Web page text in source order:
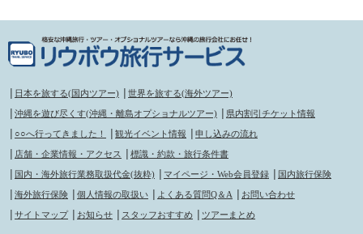
日本を旅する(国内ツアー) 世界を旅する(海外ツアー)
沖縄を遊び尽くす(沖縄・離島オプショナルツアー) 県内割引チケット情報
○○へ行ってきました！ 観光イベント情報 申し込みの流れ
店舗・企業情報・アクセス 標識・約款・旅行条件書
国内・海外旅行業務取扱代金(抜粋) マイページ・Web会員登録 国内旅行保険
海外旅行保険 個人情報の取扱い よくある質問Q＆A お問い合わせ
サイトマップ お知らせ スタッフおすすめ ツアーまとめ